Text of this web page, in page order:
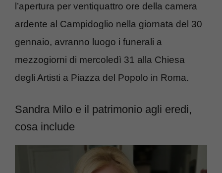
l’apertura per ventiquattro ore della camera
ardente al Campidoglio nella giornata del 30
gennaio, avranno luogo i funerali a
mezzogiorni di mercoledì 31 alla Chiesa
degli Artisti a Piazza del Popolo in Roma.
Sandra Milo e il patrimonio agli eredi,
cosa include